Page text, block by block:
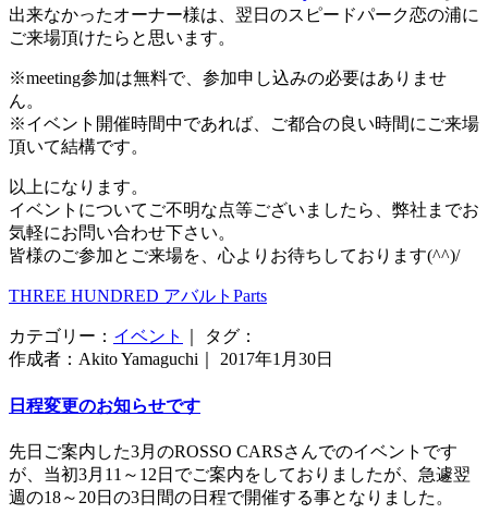
出来なかったオーナー様は、翌日のスピードパーク恋の浦に
ご来場頂けたらと思います。
※meeting参加は無料で、参加申し込みの必要はありませ
ん。
※イベント開催時間中であれば、ご都合の良い時間にご来場
頂いて結構です。
以上になります。
イベントについてご不明な点等ございましたら、弊社までお
気軽にお問い合わせ下さい。
皆様のご参加とご来場を、心よりお待ちしております(^^)/
THREE HUNDRED アバルトParts
カテゴリー： イベント
｜ タグ：
作成者：Akito Yamaguchi｜ 2017年1月30日
日程変更のお知らせです
先日ご案内した3月のROSSO CARSさんでのイベントです
が、当初3月11～12日でご案内をしておりましたが、急遽翌
週の18～20日の3日間の日程で開催する事となりました。